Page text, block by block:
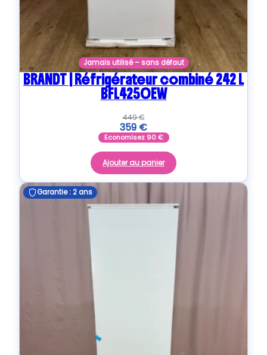
Jamais utilisé – sans défaut
BRANDT | Réfrigérateur combiné 242 L
BFL4250EW
449€
359 €
Economisez 90€
Ajouter au panier
Garantie : 2 ans